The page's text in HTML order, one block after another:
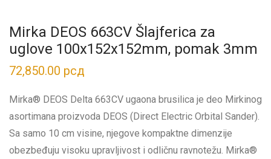
Mirka DEOS 663CV Šlajferica za
uglove 100x152x152mm, pomak 3mm
72,850.00 рсд
Mirka® DEOS Delta 663CV ugaona brusilica je deo Mirkinog
asortimana proizvoda DEOS (Direct Electric Orbital Sander).
Sa samo 10 cm visine, njegove kompaktne dimenzije
obezbeđuju visoku upravljivost i odličnu ravnotežu. Mirka®